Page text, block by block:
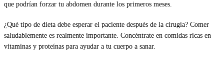
que podrían forzar tu abdomen durante los primeros meses.
¿Qué tipo de dieta debe esperar el paciente después de la cirugía? Comer
saludablemente es realmente importante. Concéntrate en comidas ricas en
vitaminas y proteínas para ayudar a tu cuerpo a sanar.